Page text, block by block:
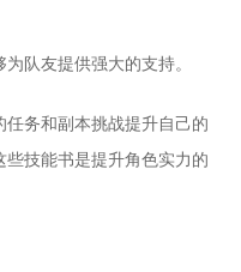
队友提供强大的支持。
务和副本挑战提升自己的
技能书是提升角色实力的